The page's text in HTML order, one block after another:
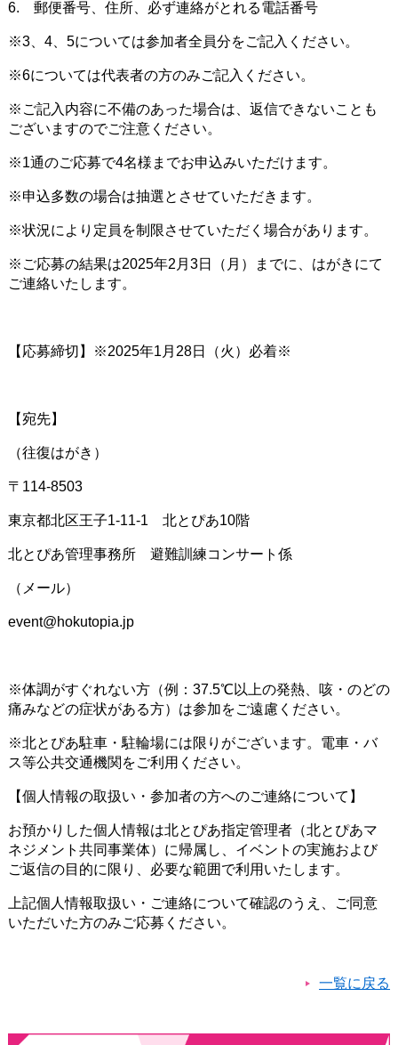
6. 郵便番号、住所、必ず連絡がとれる電話番号
※3、4、5については参加者全員分をご記入ください。
※6については代表者の方のみご記入ください。
※ご記入内容に不備のあった場合は、返信できないことも
ございますのでご注意ください。
※1通のご応募で4名様までお申込みいただけます。
※申込多数の場合は抽選とさせていただきます。
※状況により定員を制限させていただく場合があります。
※ご応募の結果は2025年2月3日（月）までに、はがきにて
ご連絡いたします。
【応募締切】※2025年1月28日（火）必着※
【宛先】
（往復はがき）
〒114-8503
東京都北区王子1-11-1 北とぴあ10階
北とぴあ管理事務所 避難訓練コンサート係
（メール）
event@hokutopia.jp
※体調がすぐれない方（例：37.5℃以上の発熱、咳・のどの
痛みなどの症状がある方）は参加をご遠慮ください。
※北とぴあ駐車・駐輪場には限りがございます。電車・バ
ス等公共交通機関をご利用ください。
【個人情報の取扱い・参加者の方へのご連絡について】
お預かりした個人情報は北とぴあ指定管理者（北とぴあマ
ネジメント共同事業体）に帰属し、イベントの実施および
ご返信の目的に限り、必要な範囲で利用いたします。
上記個人情報取扱い・ご連絡について確認のうえ、ご同意
いただいた方のみご応募ください。​
一覧に戻る